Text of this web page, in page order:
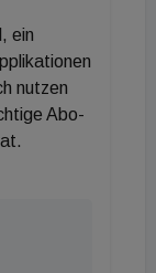
erzielten
einen
Euro. Dank
wie
Kocher
ein
nutzen
Abo-